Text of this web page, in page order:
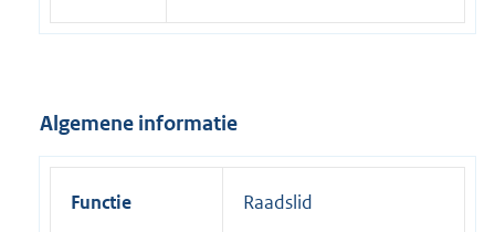
e
n
k
Algemene informatie
Functie Raadslid